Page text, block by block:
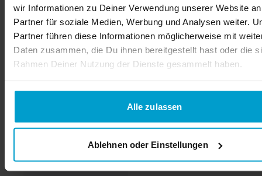
wir Informationen zu Deiner Verwendung unserer Website
Partner für soziale Medien, Werbung und Analysen weiter.
Partner führen diese Informationen möglicherweise mit
Daten zusammen, die Du ihnen bereitgestellt hast oder die
Rahmen Deiner Nutzung der Dienste gesammelt haben.
Alle zulassen
Ablehnen oder Einstellungen